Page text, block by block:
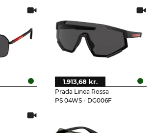
Prada Linea Rossa
PS 04WS - DG006F
1.913,68 kr.